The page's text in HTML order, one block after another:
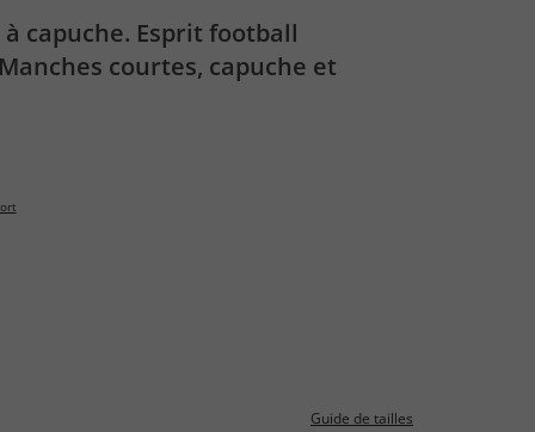
capuche. Esprit football
courtes, capuche et
Guide de tailles